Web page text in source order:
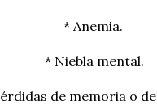
* Anemia.
* Niebla mental.
de memoria o